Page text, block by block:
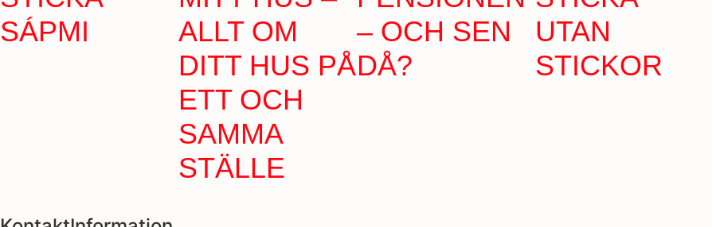
SÁPMI
ALLT OM
DITT HUS PÅ
ETT OCH
SAMMA
STÄLLE
– OCH SEN
DÅ?
UTAN
STICKOR